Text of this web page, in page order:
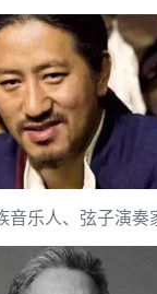
音乐人、弦子演奏